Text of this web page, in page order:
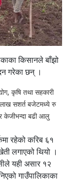
किसानले बाँझो
गरेका छन् ।
कृषि तथा सहकारी
सशर्त बजेटमध्ये रु
केजीभन्दा बढी आलु
रहेको करिब ६१
लगाएको थियो ।
यही असार १२
गाउँपालिकाका